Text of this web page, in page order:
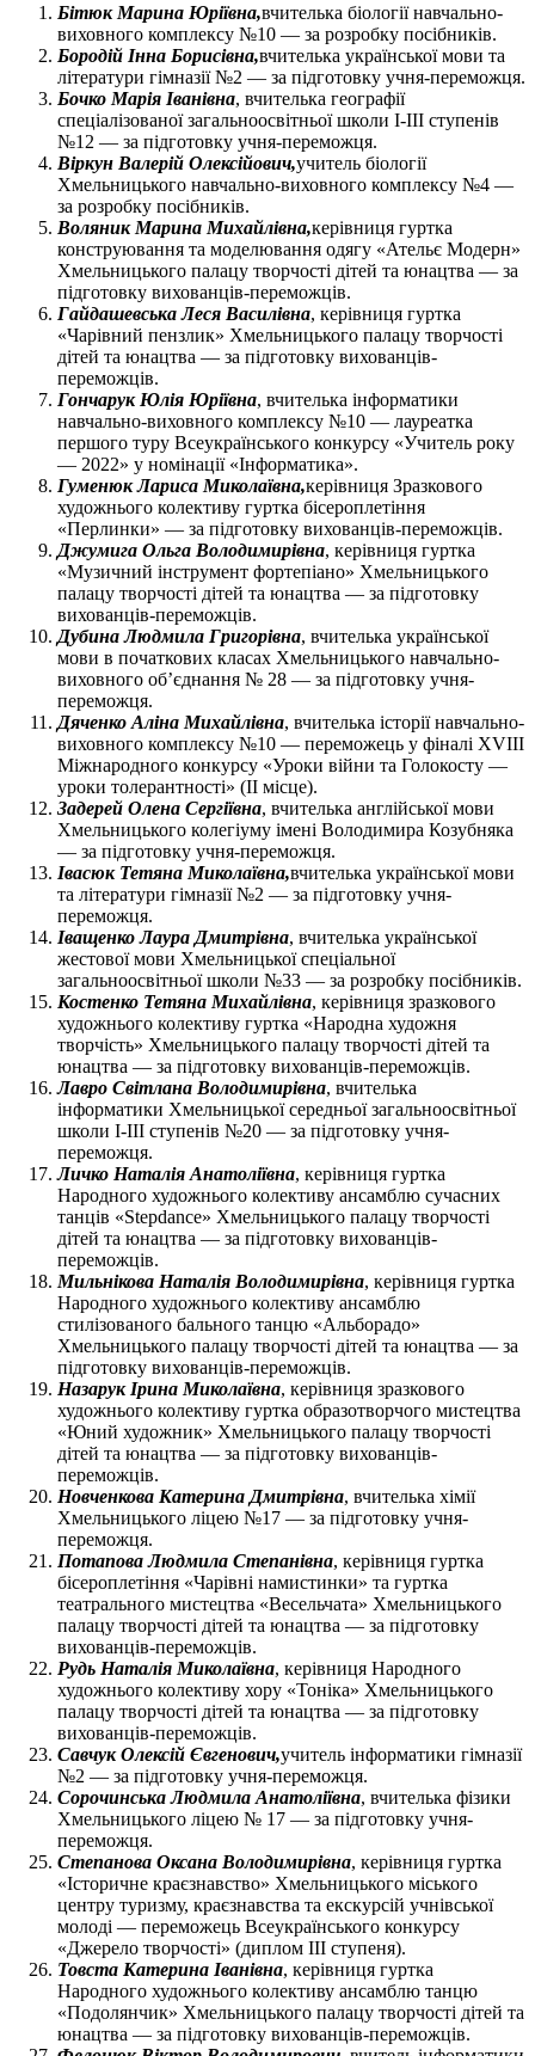
Бітюк Марина Юріївна,вчителька біології навчально-
виховного комплексу №10 — за розробку посібників.
Бородій Інна Борисівна,вчителька української мови та
літератури гімназії №2 — за підготовку учня-переможця.
Бочко Марія Іванівна, вчителька географії
спеціалізованої загальноосвітньої школи І-ІІІ ступенів
№12 — за підготовку учня-переможця.
Віркун Валерій Олексійович,учитель біології
Хмельницького навчально-виховного комплексу №4 —
за розробку посібників.
Воляник Марина Михайлівна,керівниця гуртка
конструювання та моделювання одягу «Ательє Модерн»
Хмельницького палацу творчості дітей та юнацтва — за
підготовку вихованців-переможців.
Гайдашевська Леся Василівна, керівниця гуртка
«Чарівний пензлик» Хмельницького палацу творчості
дітей та юнацтва — за підготовку вихованців-
переможців.
Гончарук Юлія Юріївна, вчителька інформатики
навчально-виховного комплексу №10 — лауреатка
першого туру Всеукраїнського конкурсу «Учитель року
— 2022» у номінації «Інформатика».
Гуменюк Лариса Миколаївна,керівниця Зразкового
художнього колективу гуртка бісероплетіння
«Перлинки» — за підготовку вихованців-переможців.
Джумига Ольга Володимирівна, керівниця гуртка
«Музичний інструмент фортепіано» Хмельницького
палацу творчості дітей та юнацтва — за підготовку
вихованців-переможців.
Дубина Людмила Григорівна, вчителька української
мови в початкових класах Хмельницького навчально-
виховного об’єднання № 28 — за підготовку учня-
переможця.
Дяченко Аліна Михайлівна, вчителька історії навчально-
виховного комплексу №10 — переможець у фіналі XVIII
Міжнародного конкурсу «Уроки війни та Голокосту —
уроки толерантності» (ІІ місце).
Задерей Олена Сергіївна, вчителька англійської мови
Хмельницького колегіуму імені Володимира Козубняка
— за підготовку учня-переможця.
Івасюк Тетяна Миколаївна,вчителька української мови
та літератури гімназії №2 — за підготовку учня-
переможця.
Іващенко Лаура Дмитрівна, вчителька української
жестової мови Хмельницької спеціальної
загальноосвітньої школи №33 — за розробку посібників.
Костенко Тетяна Михайлівна, керівниця зразкового
художнього колективу гуртка «Народна художня
творчість» Хмельницького палацу творчості дітей та
юнацтва — за підготовку вихованців-переможців.
Лавро Світлана Володимирівна, вчителька
інформатики Хмельницької середньої загальноосвітньої
школи І-ІІІ ступенів №20 — за підготовку учня-
переможця.
Личко Наталія Анатоліївна, керівниця гуртка
Народного художнього колективу ансамблю сучасних
танців «Stepdance» Хмельницького палацу творчості
дітей та юнацтва — за підготовку вихованців-
переможців.
Мильнікова Наталія Володимирівна, керівниця гуртка
Народного художнього колективу ансамблю
стилізованого бального танцю «Альборадо»
Хмельницького палацу творчості дітей та юнацтва — за
підготовку вихованців-переможців.
Назарук Ірина Миколаївна, керівниця зразкового
художнього колективу гуртка образотворчого мистецтва
«Юний художник» Хмельницького палацу творчості
дітей та юнацтва — за підготовку вихованців-
переможців.
Новченкова Катерина Дмитрівна, вчителька хімії
Хмельницького ліцею №17 — за підготовку учня-
переможця.
Потапова Людмила Степанівна, керівниця гуртка
бісероплетіння «Чарівні намистинки» та гуртка
театрального мистецтва «Весельчата» Хмельницького
палацу творчості дітей та юнацтва — за підготовку
вихованців-переможців.
Рудь Наталія Миколаївна, керівниця Народного
художнього колективу хору «Тоніка» Хмельницького
палацу творчості дітей та юнацтва — за підготовку
вихованців-переможців.
Савчук Олексій Євгенович,учитель інформатики гімназії
№2 — за підготовку учня-переможця.
Сорочинська Людмила Анатоліївна, вчителька фізики
Хмельницького ліцею № 17 — за підготовку учня-
переможця.
Степанова Оксана Володимирівна, керівниця гуртка
«Історичне краєзнавство» Хмельницького міського
центру туризму, краєзнавства та екскурсій учнівської
молоді — переможець Всеукраїнського конкурсу
«Джерело творчості» (диплом ІІІ ступеня).
Товста Катерина Іванівна, керівниця гуртка
Народного художнього колективу ансамблю танцю
«Подолянчик» Хмельницького палацу творчості дітей та
юнацтва — за підготовку вихованців-переможців.